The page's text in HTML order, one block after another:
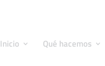
Inicio Qué hacemos